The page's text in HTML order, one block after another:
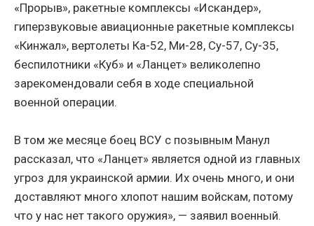
«Прорыв», ракетные комплексы «Искандер»,
гиперзвуковые авиационные ракетные комплексы
«Кинжал», вертолеты Ка-52, Ми-28, Су-57, Су-35,
беспилотники «Куб» и «Ланцет» великолепно
зарекомендовали себя в ходе специальной
военной операции.
В том же месяце боец ВСУ с позывным Манул
рассказал, что «Ланцет» является одной из главных
угроз для украинской армии. Их очень много, и они
доставляют много хлопот нашим войскам, потому
что у нас нет такого оружия», — заявил военный.